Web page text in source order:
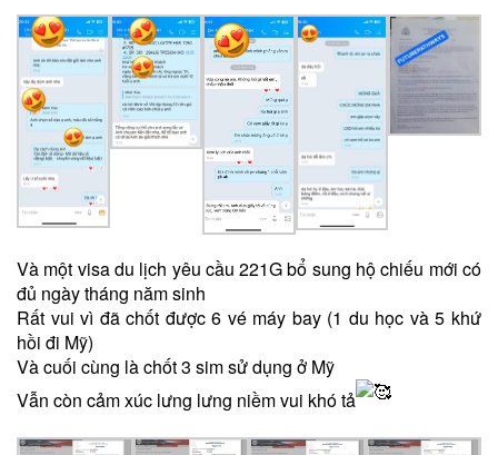
Và một visa du lịch yêu cầu 221G bổ sung hộ chiếu mới có
đủ ngày tháng năm sinh
Rất vui vì đã chốt được 6 vé máy bay (1 du học và 5 khứ
hồi đi Mỹ)
Và cuối cùng là chốt 3 sim sử dụng ở Mỹ
Vẫn còn cảm xúc lưng lưng niềm vui khó tả